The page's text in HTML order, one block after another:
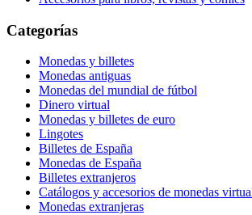
Categorías
Monedas y billetes
Monedas antiguas
Monedas del mundial de fútbol
Dinero virtual
Monedas y billetes de euro
Lingotes
Billetes de España
Monedas de España
Billetes extranjeros
Catálogos y accesorios de monedas
Monedas extranjeras